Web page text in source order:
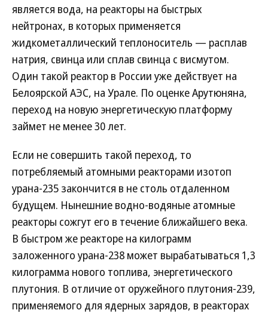
является вода, на реакторы на быстрых
нейтронах, в которых применяется
жидкометаллический теплоноситель — расплав
натрия, свинца или сплав свинца с висмутом.
Один такой реактор в России уже действует на
Белоярской АЭС, на Урале. По оценке Арутюняна,
переход на новую энергетическую платформу
займет не менее 30 лет.
Если не совершить такой переход, то
потребляемый атомными реакторами изотоп
урана-235 закончится в не столь отдаленном
будущем. Нынешние водно-водяные атомные
реакторы сожгут его в течение ближайшего века.
В быстром же реакторе на килограмм
заложенного урана-238 может вырабатываться 1,3
килограмма нового топлива, энергетического
плутония. В отличие от оружейного плутония-239,
применяемого для ядерных зарядов, в реакторах